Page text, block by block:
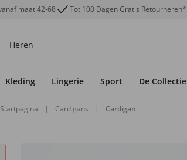
maat 42-68 Tot 100 Dagen Gratis Retourneren*
Heren
Kleding Lingerie Sport De Collectie
Startpagina | Cardigans | Cardigan